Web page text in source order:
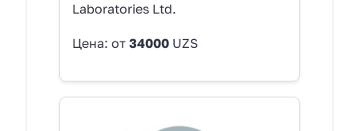
Laboratories Ltd.
Цена: от 34000 UZS